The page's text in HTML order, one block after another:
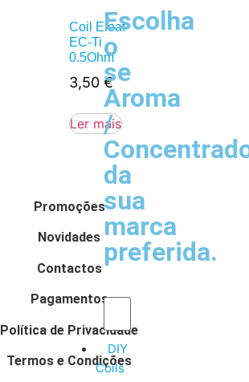
Escolha
o
se
Aroma
/
da
sua
marca
preferida.
DIY
Coils
Coil Eleaf
EC-Ti
0.5Ohm
3,50 €
Ler mais
Promoções
Novidades
Contactos
Pagamentos
Política de Privacidade
Termos e Condições